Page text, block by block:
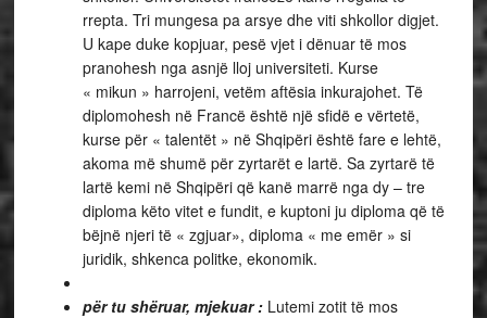
rrepta. Tri mungesa pa arsye dhe viti shkollor digjet.
U kape duke kopjuar, pesë vjet i dënuar të mos
pranohesh nga asnjë lloj universiteti. Kurse
« mikun » harrojeni, vetëm aftësia inkurajohet. Të
diplomohesh në Francë është një sfidë e vërtetë,
kurse për « talentët » në Shqipëri është fare e lehtë,
akoma më shumë për zyrtarët e lartë. Sa zyrtarë të
lartë kemi në Shqipëri që kanë marrë nga dy – tre
diploma këto vitet e fundit, e kuptoni ju diploma që të
bëjnë njeri të « zgjuar», diploma « me emër » si
juridik, shkenca politke, ekonomik.
për tu shëruar, mjekuar :Lutemi zotit të mos